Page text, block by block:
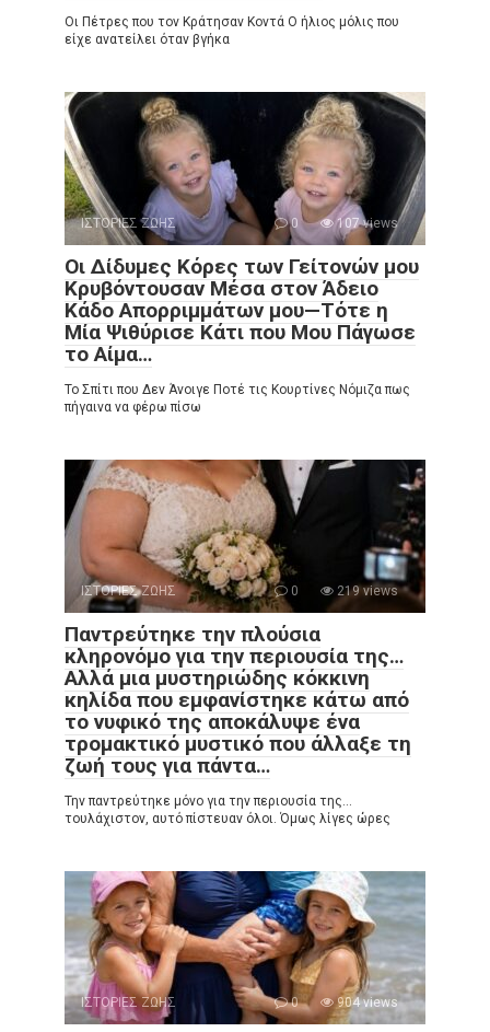
Οι Πέτρες που τον Κράτησαν Κοντά Ο ήλιος μόλις που
είχε ανατείλει όταν βγήκα
ΙΣΤΟΡΙΕΣ ΖΩΗΣ 0 107 views
Οι Δίδυμες Κόρες των Γείτονών μου
Κρυβόντουσαν Μέσα στον Άδειο
Κάδο Απορριμμάτων μου—Τότε η
Μία Ψιθύρισε Κάτι που Μου Πάγωσε
το Αίμα…
Το Σπίτι που Δεν Άνοιγε Ποτέ τις Κουρτίνες Νόμιζα πως
πήγαινα να φέρω πίσω
ΙΣΤΟΡΙΕΣ ΖΩΗΣ 0 219 views
Παντρεύτηκε την πλούσια
κληρονόμο για την περιουσία της…
Αλλά μια μυστηριώδης κόκκινη
κηλίδα που εμφανίστηκε κάτω από
το νυφικό της αποκάλυψε ένα
τρομακτικό μυστικό που άλλαξε τη
ζωή τους για πάντα…
Την παντρεύτηκε μόνο για την περιουσία της…
τουλάχιστον, αυτό πίστευαν όλοι. Όμως λίγες ώρες
ΙΣΤΟΡΙΕΣ ΖΩΗΣ 0 904 views